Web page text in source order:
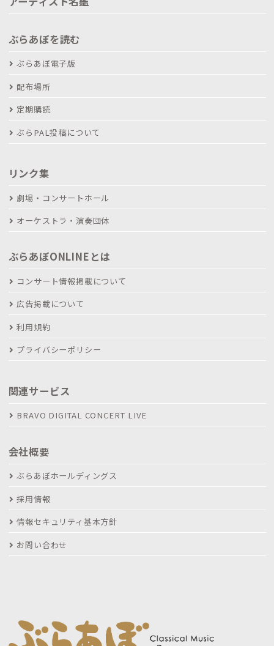
ぶらあぼを読む
ぶらあぼ電子版
配布場所
定期購読
ぶらPAL投稿について
リンク集
劇場・コンサートホール
オーケストラ・演奏団体
ぶらあぼONLINEとは
コンサート情報掲載について
広告掲載について
利用規約
プライバシーポリシー
関連サービス
BRAVO DIGITAL CONCERT LIVE
会社概要
ぶらあぼホールディングス
採用情報
情報セキュリティ基本方針
お問い合わせ